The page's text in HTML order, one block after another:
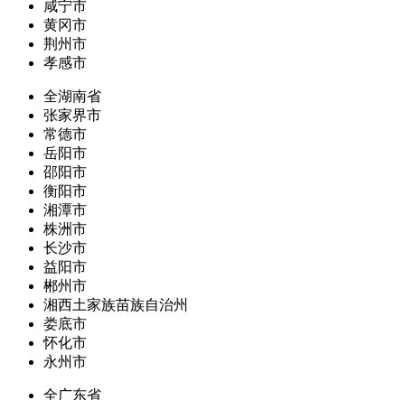
咸宁市
黄冈市
荆州市
孝感市
全湖南省
张家界市
常德市
岳阳市
邵阳市
衡阳市
湘潭市
株洲市
长沙市
益阳市
郴州市
湘西土家族苗族自治州
娄底市
怀化市
永州市
全广东省